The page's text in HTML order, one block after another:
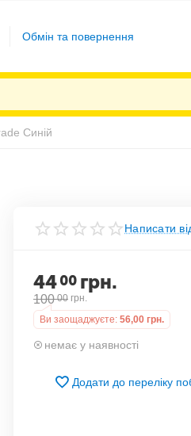
Обмін та повернення
Синій
Написати
4400 грн.
100 00 грн.
Ви заощаджуєте: 56,00 грн.
немає у наявності
Додати до переліку